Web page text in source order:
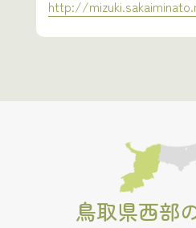
http://
鳥取県西部